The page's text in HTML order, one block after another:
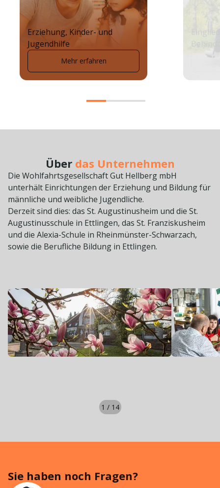
Erziehung, Kinder- und
Jugendhilfe
Mehr erfahren
Über das Unternehmen
Die Wohlfahrtsgesellschaft Gut Hellberg mbH
unterhält Einrichtungen der Erziehung und Bildung für
männliche und weibliche Jugendliche.
Derzeit sind dies: das St. Augustinusheim und die St.
Augustinusschule in Ettlingen, das St. Franziskusheim
und die Alexia-Schule in Rheinmünster-Schwarzach,
sowie die Berufliche Bildung in Ettlingen.
1 / 14
Sie haben noch Fragen?